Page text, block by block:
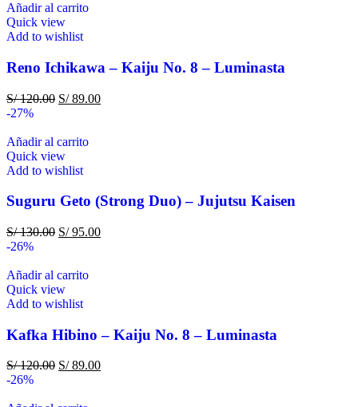
Añadir al carrito
Quick view
Add to wishlist
Reno Ichikawa – Kaiju No. 8 – Luminasta
S/120.00 S/89.00
-27%
Añadir al carrito
Quick view
Add to wishlist
Suguru Geto (Strong Duo) – Jujutsu Kaisen
S/130.00 S/95.00
-26%
Añadir al carrito
Quick view
Add to wishlist
Kafka Hibino – Kaiju No. 8 – Luminasta
S/120.00 S/89.00
-26%